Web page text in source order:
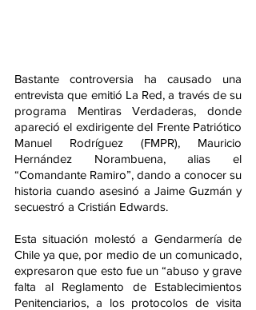
Bastante controversia ha causado una
entrevista que emitió La Red, a través de su
programa Mentiras Verdaderas, donde
apareció el exdirigente del Frente Patriótico
Manuel Rodríguez (FMPR), Mauricio
Hernández Norambuena, alias el
“Comandante Ramiro”, dando a conocer su
historia cuando asesinó a Jaime Guzmán y
secuestró a Cristián Edwards.
Esta situación molestó a Gendarmería de
Chile ya que, por medio de un comunicado,
expresaron que esto fue un “abuso y grave
falta al Reglamento de Establecimientos
Penitenciarios, a los protocolos de visita